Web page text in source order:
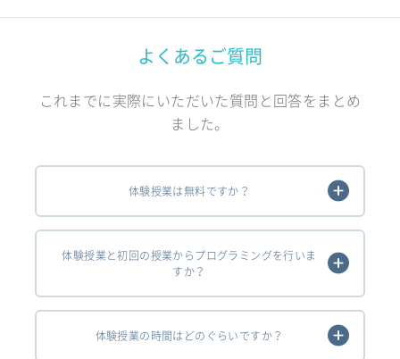
よくあるご質問
これまでに実際にいただいた質問と回答をまとめ
ました。
体験授業は無料ですか？
体験授業と初回の授業からプログラミングを行いま
すか？
体験授業の時間はどのぐらいですか？